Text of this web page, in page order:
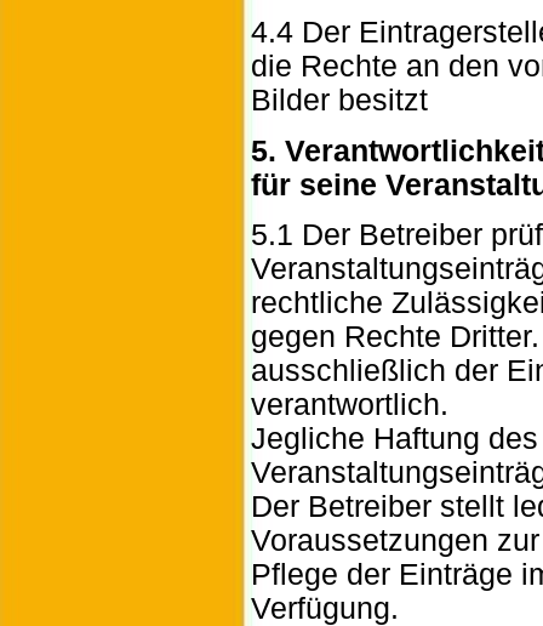
4.4 Der
die Rechte an den
Bilder besitzt
5.
für seine
5.1 Der Betreiber
rechtliche
gegen Rechte
ausschließlich der
verantwortlich.
Jegliche Haftung
Der Betreiber stellt
Voraussetzungen
Pflege der Einträge
Verfügung.